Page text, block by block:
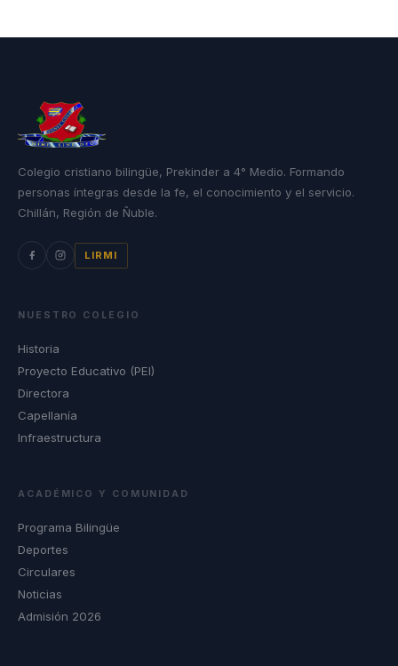
Colegio cristiano bilingüe, Prekinder a 4° Medio. Formando
personas íntegras desde la fe, el conocimiento y el servicio.
Chillán, Región de Ñuble.
LIRMI
NUESTRO COLEGIO
Historia
Proyecto Educativo (PEI)
Directora
Capellanía
Infraestructura
ACADÉMICO Y COMUNIDAD
Programa Bilingüe
Deportes
Circulares
Noticias
Admisión 2026